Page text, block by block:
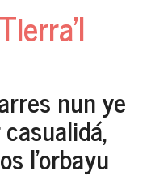
nun ye
l'orbayu